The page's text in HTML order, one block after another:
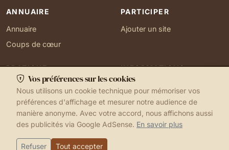
ANNUAIRE
Annuaire
Coups de cœur
PARTICIPER
Ajouter un site
PRATIQUE
Ma localisation
Gérer mes cookies
INFORMATIONS
Contact
1999-2026 © Meuble Déco Mentions légales
Vos préférences sur les cookies
Nous utilisons un cookie technique pour mémoriser vos
préférences d'affichage et mesurer notre audience de
manière anonyme. Avec votre accord, nous affichons aussi
des publicités via Google AdSense. En savoir plus
Refuser Tout accepter